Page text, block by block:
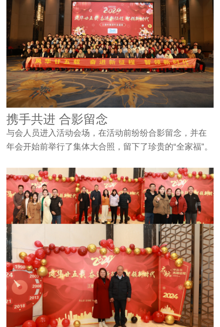
携手共进 合影留念
与会人员进入活动会场，在活动前纷纷合影留念，并在
年会开始前举行了集体大合照，留下了珍贵的“全家福”。